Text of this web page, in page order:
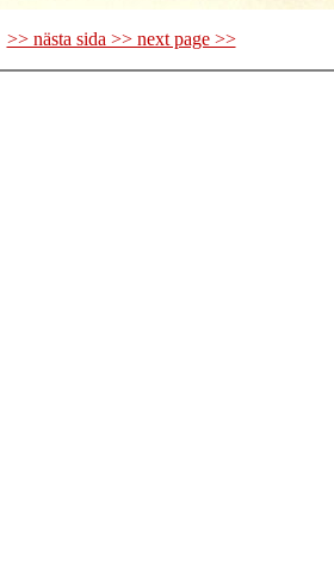
>> nästa sida >> next page >>